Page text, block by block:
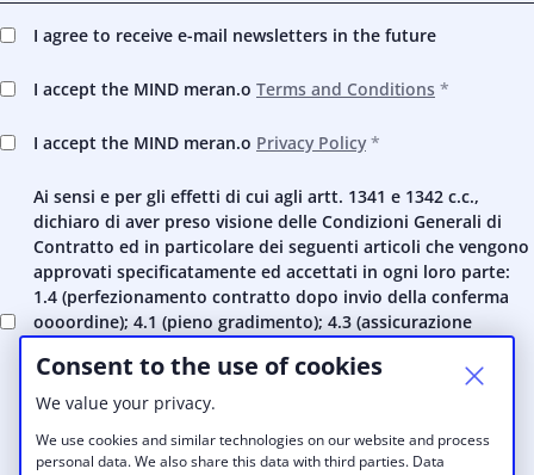
Consent to the use of cookies
We value your privacy.
We use cookies and similar technologies on our website and process
personal data. We also share this data with third parties. Data
I agree to receive e-mail newsletters in the future
I accept the MIND meran.o Terms and Conditions
I accept the MIND meran.o Privacy Policy
Ai sensi e per gli effetti di cui agli artt. 1341 e 1342 c.c.,
dichiaro di aver preso visione delle Condizioni Generali di
Contratto ed in particolare dei seguenti articoli che vengono
approvati specificatamente ed accettati in ogni loro parte:
1.4 (perfezionamento contratto dopo invio della conferma
oooordine); 4.1 (pieno gradimento); 4.3 (assicurazione
fornitura elettrica); 4.5 (custodia di cose); 6 (divieto di
cessione); 9.2 (diniego di restituzione delle cose e
(esenzione di responsabilit"); 11 (foro competente).